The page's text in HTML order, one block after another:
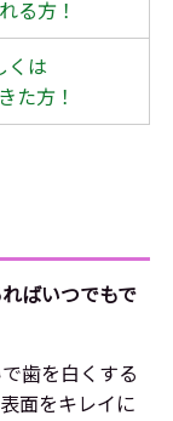
る方！
くは
た方！
ばいつでもで
歯を白くする
面をキレイに